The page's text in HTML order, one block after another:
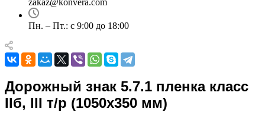
zakaz@konvera.com
Пн. – Пт.: с 9:00 до 18:00
Дорожный знак 5.7.1 пленка класс
IIб, III т/р (1050х350 мм)